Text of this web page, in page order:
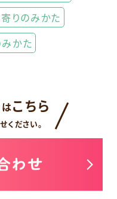
りのみかた
かた
はこちら
ださい。